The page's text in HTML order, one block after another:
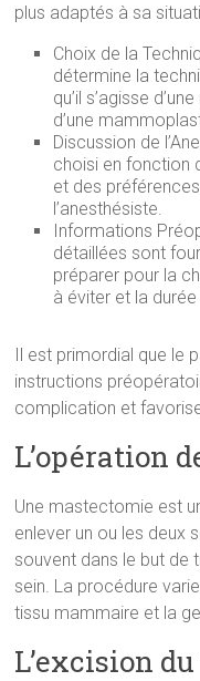
plus adaptés à sa
Choix de la
détermine la
qu’il s’agisse
d’une
Discussion de
choisi en fonction
et des
l’anesthésiste.
Informations
détaillées sont
préparer pour la
à éviter et la durée
Il est primordial que le
instructions
complication et
L’opération
Une mastectomie est
enlever un ou les deux
souvent dans le but de
sein. La procédure
tissu mammaire et la
L’excision